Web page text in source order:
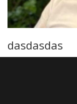
dasdasdas